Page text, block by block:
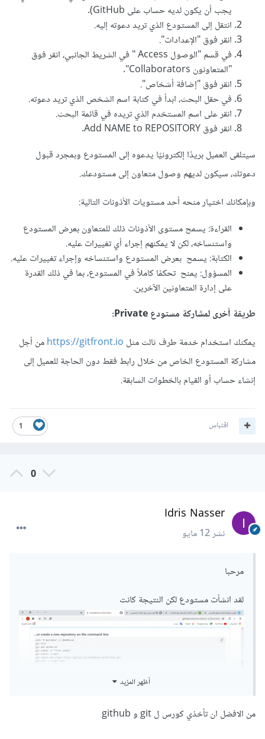
يجب أن يكون لديه حساب على GitHub).
انتقل إلى المستودع الذي تريد دعوته إليه.
انقر فوق "الإعدادات".
في قسم "الوصول Access " في الشريط الجانبي، انقر فوق
"المتعاونون Collaborators".
انقر فوق "إضافة أشخاص".
في حقل البحث، ابدأ في كتابة اسم الشخص الذي تريد دعوته.
انقر على اسم المستخدم الذي تريده في قائمة البحث.
انقر فوق Add NAME to REPOSITORY.
سيتلقى العميل بريدًا إلكترونيًا يدعوه إلى المستودع وبمجرد قبول
دعوتك، سيكون لديهم وصول متعاون إلى مستودعك.
وبإمكانك اختيار منحه أحد مستويات الأذونات التالية:
القراءة: يسمح مستوى الأذونات ذلك للمتعاون بعرض المستودع
واستنساخه، لكن لا يمكنهم إجراء أي تغييرات عليه.
الكتابة: يسمح بعرض المستودع واستنساخه وإجراء تغييرات عليه.
المسؤول: يمنح تحكمًا كاملاً في المستودع، بما في ذلك القدرة
على إدارة المتعاونين الآخرين.
طريقة أخرى لمشاركة مستودع Private:
يمكنك استخدام خدمة طرف ثالث مثل https://gitfront.ioمن أجل
مشاركة المستودع الخاص من خلال رابط فقط دون الحاجة للعميل إلى
إنشاء حساب أو القيام بالخطوات السابقة.
1 اقتباس
0
Idris Nasser
نشر12 مايو
مرحبا
لقد انشأت مستودع لكن النتيجة كانت
أظهر المزيد
من الافضل ان تأخذي كورس ل git و github